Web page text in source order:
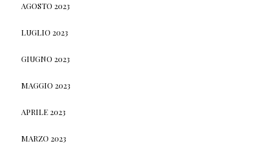
AGOSTO 2023
LUGLIO 2023
GIUGNO 2023
MAGGIO 2023
APRILE 2023
MARZO 2023